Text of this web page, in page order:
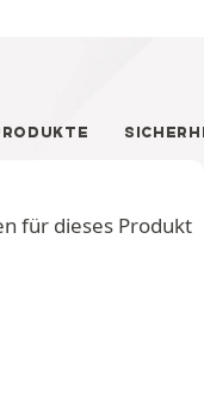
für dieses Produkt